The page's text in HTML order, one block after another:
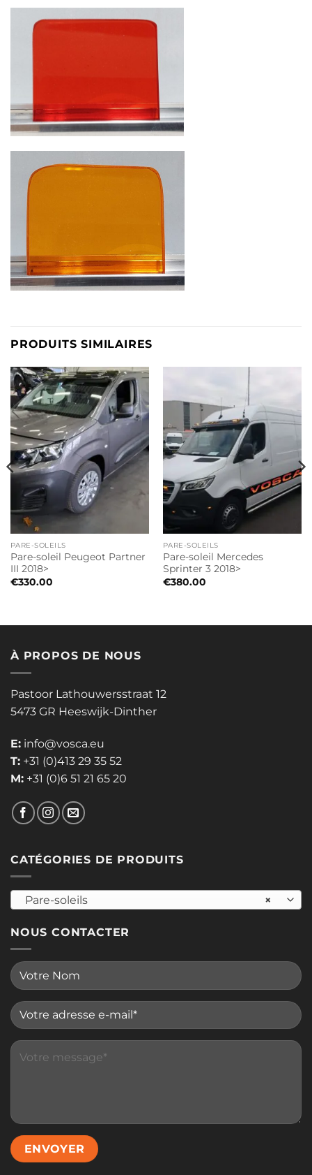
PRODUITS SIMILAIRES
PARE-SOLEILS
Pare-soleil Peugeot Partner
III 2018>
€330.00
PARE-SOLEILS
Pare-soleil Mercedes
Sprinter 3 2018>
€380.00
À PROPOS DE NOUS
Pastoor Lathouwersstraat 12
5473 GR Heeswijk-Dinther
E: info@vosca.eu
T: +31 (0)413 29 35 52
M: +31 (0)6 51 21 65 20
CATÉGORIES DE PRODUITS
×
Pare-soleils
NOUS CONTACTER
Please leave this field empty.